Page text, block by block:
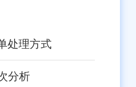
处理方式
分析